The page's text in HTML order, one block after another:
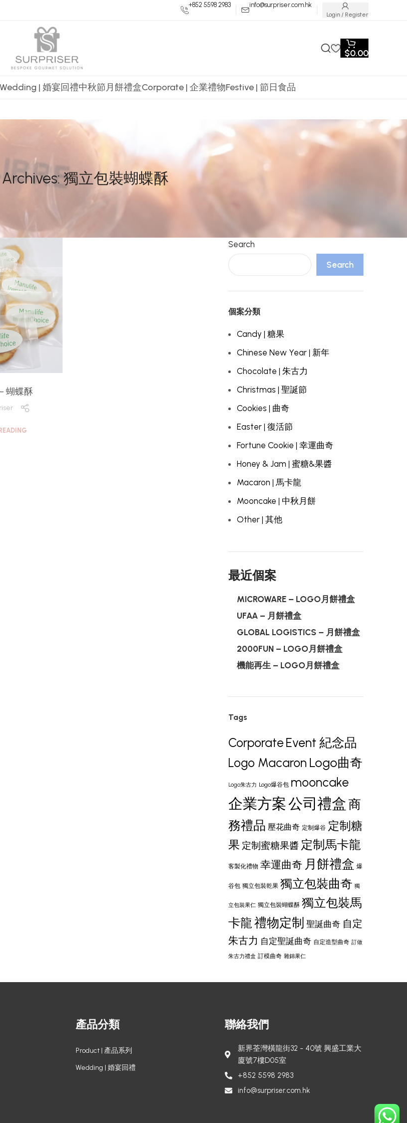
+852 5598 2983 info@surpriser.com.hk
Login / Register
$0.00
Wedding | 婚宴回禮中秋節月餅禮盒Corporate | 企業禮物Festive | 節日食品
獨立包裝蝴蝶酥
蝴蝶酥
Search
Search
個案分類
Candy | 糖果
Chinese New Year | 新年
Chocolate | 朱古力
Christmas | 聖誕節
Cookies | 曲奇
Easter | 復活節
Fortune Cookie | 幸運曲奇
Honey & Jam | 蜜糖&果醬
Macaron | 馬卡龍
Mooncake | 中秋月餅
Other | 其他
最近個案
MICROWARE – LOGO月餅禮盒
UFAA – 月餅禮盒
GLOBAL LOGISTICS – 月餅禮盒
2000FUN – LOGO月餅禮盒
機能再生 – LOGO月餅禮盒
Tags
Corporate Event 紀念品
Logo Macaron Logo曲奇
Logo朱古力 Logo爆谷包 mooncake
企業方案公司禮盒 商
務禮品 壓花曲奇 定制爆谷 定制糖
果 定制蜜糖果醬 定制馬卡龍
客製化禮物 幸運曲奇 月餅禮盒 爆
谷包 獨立包裝乾果 獨立包裝曲奇 獨
立包裝果仁 獨立包裝蝴蝶酥 獨立包裝馬
卡龍禮物定制 聖誕曲奇 自定
朱古力 自定聖誕曲奇 自定造型曲奇 訂做
朱古力禮盒 訂模曲奇 雜錦果仁
產品分類
Product | 產品系列
Wedding | 婚宴回禮
聯絡我們
新界荃灣橫龍街32 - 40號 興盛工業大
廈號7樓D05室
+852 5598 2983
info@surpriser.com.hk